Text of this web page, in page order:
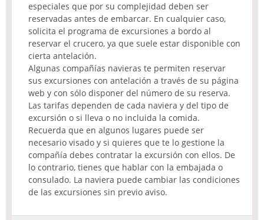
especiales que por su complejidad deben ser
reservadas antes de embarcar. En cualquier caso,
solicita el programa de excursiones a bordo al
reservar el crucero, ya que suele estar disponible con
cierta antelación.
Algunas compañías navieras te permiten reservar
sus excursiones con antelación a través de su página
web y con sólo disponer del número de su reserva.
Las tarifas dependen de cada naviera y del tipo de
excursión o si lleva o no incluida la comida.
Recuerda que en algunos lugares puede ser
necesario visado y si quieres que te lo gestione la
compañía debes contratar la excursión con ellos. De
lo contrario, tienes que hablar con la embajada o
consulado. La naviera puede cambiar las condiciones
de las excursiones sin previo aviso.